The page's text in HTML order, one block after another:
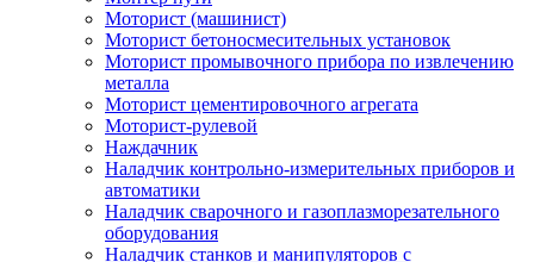
Моторист (машинист)
Моторист бетоносмесительных установок
Моторист промывочного прибора по извлечению
металла
Моторист цементировочного агрегата
Моторист-рулевой
Наждачник
Наладчик контрольно-измерительных приборов и
автоматики
Наладчик сварочного и газоплазморезательного
оборудования
Наладчик станков и манипуляторов с